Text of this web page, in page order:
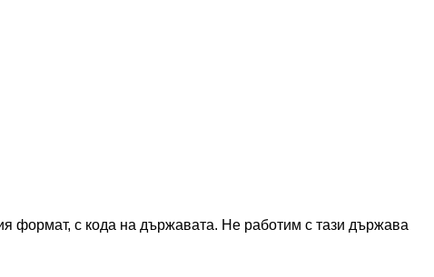
формат, с кода на държавата. Не работим с тази държава